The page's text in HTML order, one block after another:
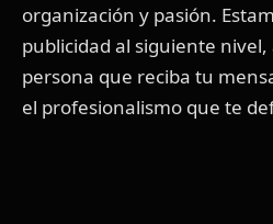
organización y pasión.
publicidad al siguiente
persona que reciba tu
el profesionalismo que te